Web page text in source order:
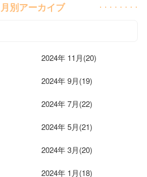
月別アーカイブ
2024年 11月(20)
2024年 9月(19)
2024年 7月(22)
2024年 5月(21)
2024年 3月(20)
2024年 1月(18)